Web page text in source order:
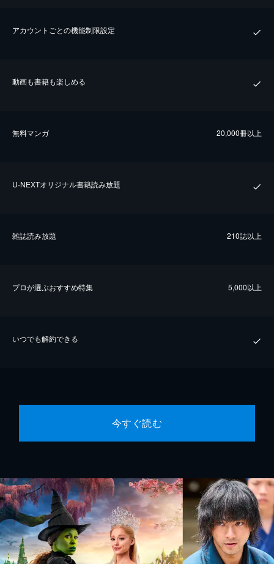
アカウントごとの機能制限設定
動画も書籍も楽しめる
無料マンガ 20,000冊以上
U-NEXTオリジナル書籍読み放題
雑誌読み放題 210誌以上
プロが選ぶおすすめ特集 5,000以上
いつでも解約できる
今すぐ読む